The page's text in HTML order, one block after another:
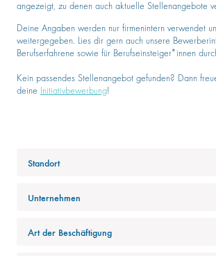
angezeigt, zu denen auch aktuelle Stellenangebote
Deine Angaben werden nur firmenintern verwendet
weitergegeben. Lies dir gern auch unsere
Berufserfahrene sowie für Berufseinsteiger*innen
Kein passendes Stellenangebot gefunden? Dann
deine
Initiativbewerbung!
Standort
Unternehmen
Art der Beschäftigung